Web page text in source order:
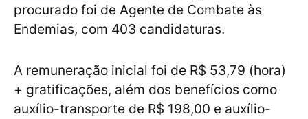
procurado foi de Agente de Combate às
Endemias, com 403 candidaturas.
A remuneração inicial foi de R$ 53,79 (hora)
+ gratificações, além dos benefícios como
auxílio-transporte de R$ 198,00 e auxílio-